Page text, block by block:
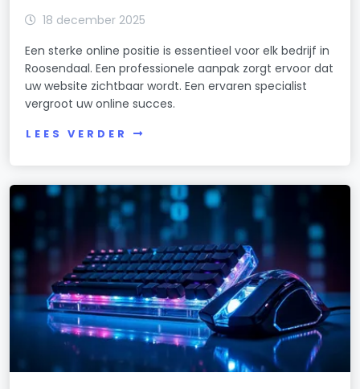
18 december 2025
Een sterke online positie is essentieel voor elk bedrijf in
Roosendaal. Een professionele aanpak zorgt ervoor dat
uw website zichtbaar wordt. Een ervaren specialist
vergroot uw online succes.
LEES VERDER